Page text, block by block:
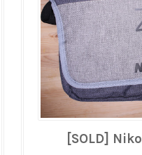
[SOLD]